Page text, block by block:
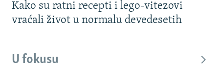
Kako su ratni recepti i lego-vitezovi
vraćali život u normalu devedesetih
U fokusu